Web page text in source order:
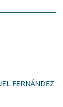
FERNÁNDEZ